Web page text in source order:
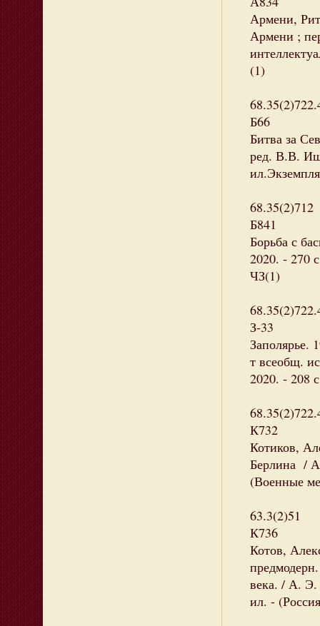
Армени,
Армени ;
(1)
Б66
Битва за
ред. В.В.
68.35(2)712
Б841
Борьба с
2020. - 270
ЧЗ(1)
З-33
Заполярье.
т всеобщ.
2020. - 208
К732
Котиков,
Берлина /
(Военные
63.3(2)51
К736
Котов,
века. / А.
ил. -